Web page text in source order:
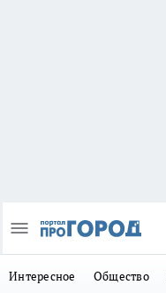
Интересное Общество